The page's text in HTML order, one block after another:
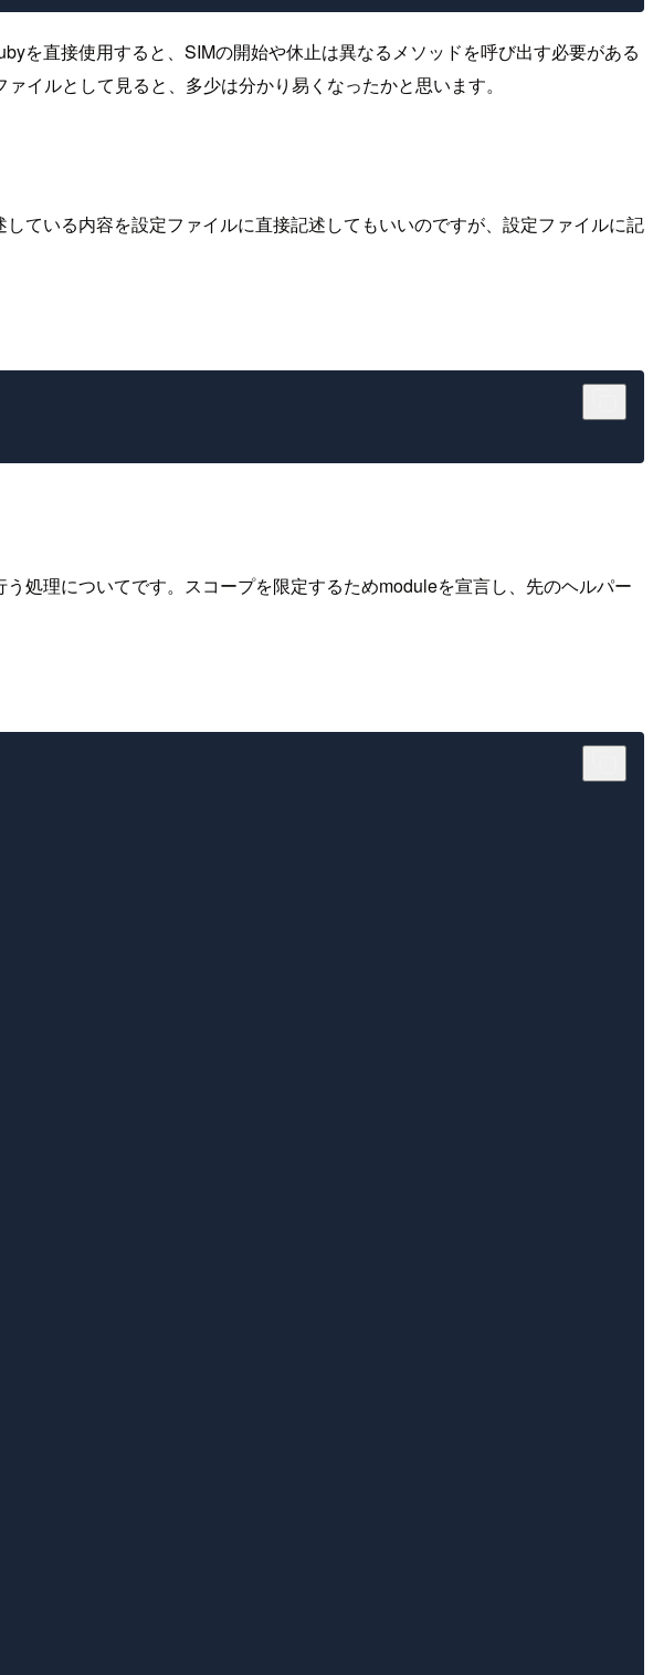
を直接使用すると、SIMの開始や休止は異なるメソッドを呼び出す必要がある
イルとして見ると、多少は分かり易くなったかと思います。
ている内容を設定ファイルに直接記述してもいいのですが、設定ファイルに記
処理についてです。スコープを限定するためmoduleを宣言し、先のヘルパー